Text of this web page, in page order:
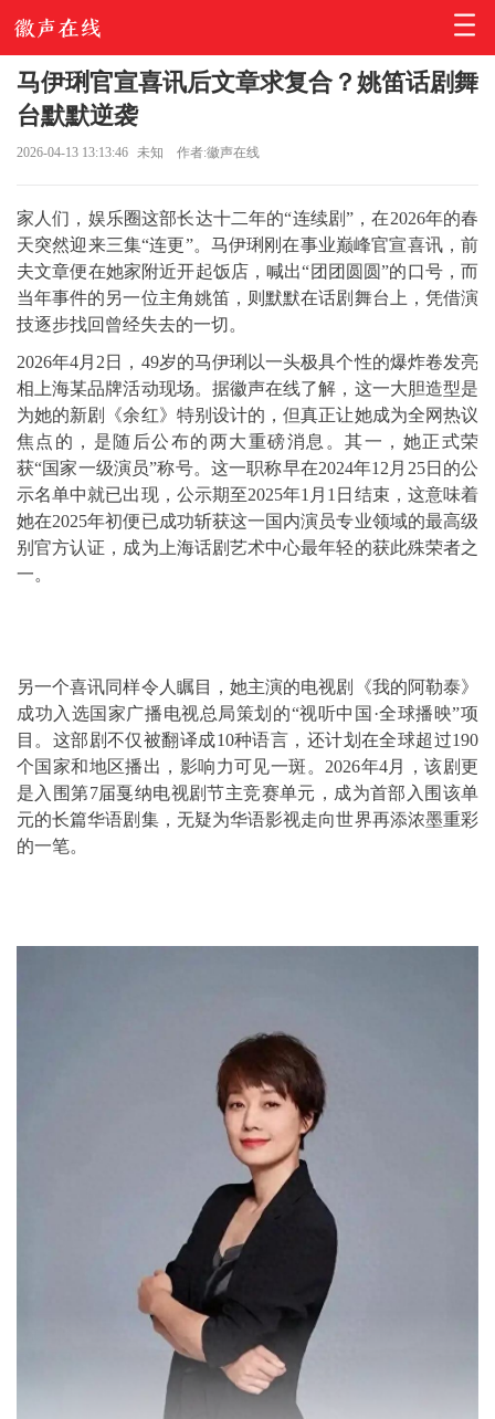
马伊琍官宣喜讯后文章求复合？姚笛话剧舞
台默默逆袭
2026-04-13 13:13:46 未知 作者:徽声在线
家人们，娱乐圈这部长达十二年的“连续剧”，在2026年的春
天突然迎来三集“连更”。 马伊琍 刚在事业巅峰官宣喜讯，前
夫文章便在她家附近开起饭店，喊出“团团圆圆”的口号，而
当年事件的另一位主角姚笛，则默默在话剧舞台上，凭借演
技逐步找回曾经失去的一切。
2026年4月2日，49岁的马伊琍以一头极具个性的爆炸卷发亮
相上海某品牌活动现场。据徽声在线了解，这一大胆造型是
为她的新剧《余红》特别设计的，但真正让她成为全网热议
焦点的，是随后公布的两大重磅消息。其一，她正式荣
获“国家一级演员”称号。这一职称早在2024年12月25日的公
示名单中就已出现，公示期至2025年1月1日结束，这意味着
她在2025年初便已成功斩获这一国内演员专业领域的最高级
别官方认证，成为上海话剧艺术中心最年轻的获此殊荣者之
一。
另一个喜讯同样令人瞩目，她主演的电视剧《我的阿勒泰》
成功入选国家广播电视总局策划的“视听中国·全球播映”项
目。这部剧不仅被翻译成10种语言，还计划在全球超过190
个国家和地区播出，影响力可见一斑。2026年4月，该剧更
是入围第7届戛纳电视剧节主竞赛单元，成为首部入围该单
元的长篇华语剧集，无疑为华语影视走向世界再添浓墨重彩
的一笔。